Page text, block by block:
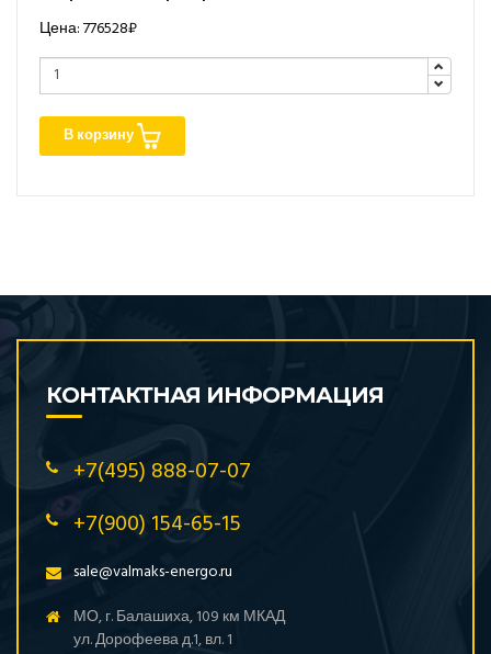
Цена: 776528₽
В корзину
КОНТАКТНАЯ ИНФОРМАЦИЯ
+7(495) 888-07-07
+7(900) 154-65-15
sale@valmaks-energo.ru
МО, г. Балашиха, 109 км МКАД
ул. Дорофеева д.1, вл. 1